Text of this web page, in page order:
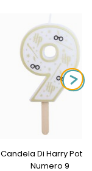
Candela Di Harry
Numero 9